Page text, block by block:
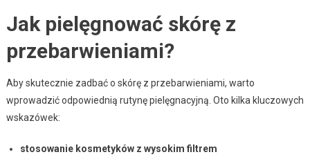
Jak pielęgnować skórę z
przebarwieniami?
Aby skutecznie zadbać o skórę z przebarwieniami, warto
wprowadzić odpowiednią rutynę pielęgnacyjną. Oto kilka kluczowych
wskazówek:
stosowanie kosmetyków z wysokim filtrem